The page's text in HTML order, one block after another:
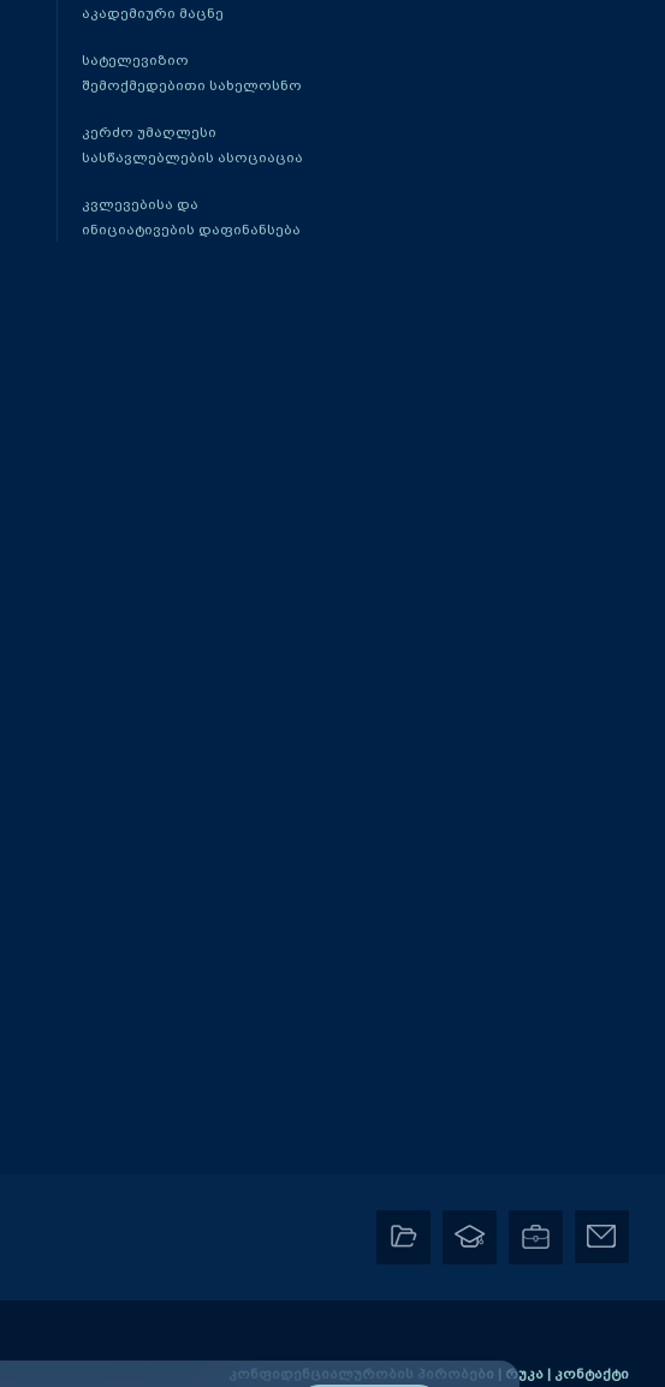
აკადემიური მაცნე
სატელევიზიო
შემოქმედებითი სახელოსნო
კერძო უმაღლესი
სასწავლებლების ასოციაცია
კვლევებისა და
ინიციატივების დაფინანსება
კონფიდენციალურობის პირობები რუკა | კონტაქტი